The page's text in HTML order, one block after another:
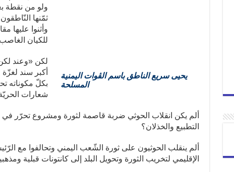
يحيى سريع الناطق باسم الڤوات اليمنية
المسلحة
ولو من نقطة
ثمّنها
وأثنوا عليها
للكيان
لكن «وعند
أكبر سند
بكلّ مكوناته
شعارات
ألم يكن انقلاب الحوثي ضربة قاصمة لثورة ومشروع تحرّر
التطبيع والخذلان؟
ألم ينقلب الحوثيون على ثورة الشّعب اليمني وتحالفوا مع
الإقليمي لتخريب الثورة وتحويل البلد إلى كانتونات قبلية